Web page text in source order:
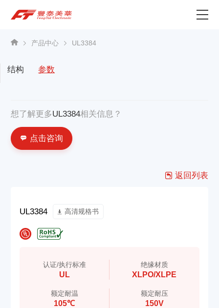
为什么选择丰泰？
产品中心
资讯中心
联系我们
产品中心 UL3384
结构 参数
想了解更多UL3384相关信息？
点击咨询
返回列表
UL3384 高清规格书
认证/执行标准
UL
绝缘材质
XLPO/XLPE
额定耐温
105℃
额定耐压
150V